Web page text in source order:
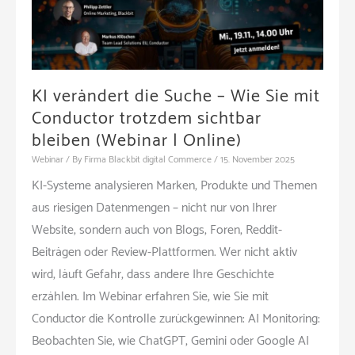
Zielen
zu
messbaren
Ergebnissen
(Webinar
|
Online)
KI verändert die Suche – Wie Sie mit
Conductor trotzdem sichtbar
bleiben (Webinar | Online)
Webinar/ By Firma Blackbit digital Commerce/15. November 2025
KI-Systeme analysieren Marken, Produkte und Themen
aus riesigen Datenmengen – nicht nur von Ihrer
Website, sondern auch von Blogs, Foren, Reddit-
Beiträgen oder Review-Plattformen. Wer nicht aktiv
wird, läuft Gefahr, dass andere Ihre Geschichte
erzählen. Im Webinar erfahren Sie, wie Sie mit
Conductor die Kontrolle zurückgewinnen: AI Monitoring:
Beobachten Sie, wie ChatGPT, Gemini oder Google AI